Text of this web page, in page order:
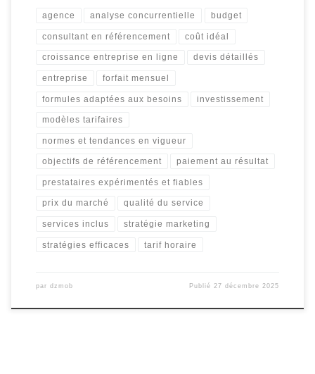
agence analyse concurrentielle budget
consultant en référencement coût idéal
croissance entreprise en ligne devis détaillés
entreprise forfait mensuel
formules adaptées aux besoins investissement
modèles tarifaires
normes et tendances en vigueur
objectifs de référencement paiement au résultat
prestataires expérimentés et fiables
prix du marché qualité du service
services inclus stratégie marketing
stratégies efficaces tarif horaire
par dzmob Publié27 décembre 2025